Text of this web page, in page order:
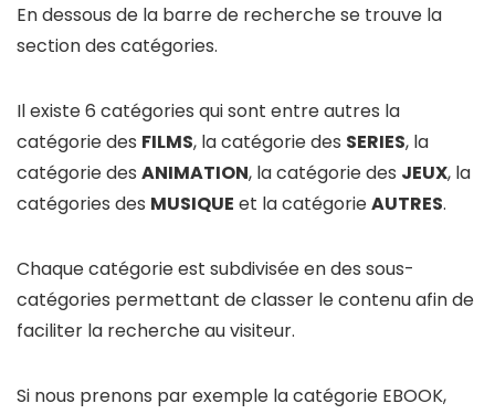
En dessous de la barre de recherche se trouve la
section des catégories.
Il existe 6 catégories qui sont entre autres la
catégorie des FILMS, la catégorie des SERIES, la
catégorie des ANIMATION, la catégorie des JEUX, la
catégories des MUSIQUE et la catégorieAUTRES.
Chaque catégorie est subdivisée en des sous-
catégories permettant de classer le contenu afin de
faciliter la recherche au visiteur.
Si nous prenons par exemple la catégorie EBOOK,